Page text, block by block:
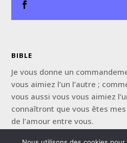
BIBLE
Je vous donne un
vous aimiez l’un l’autre ;
vous aussi vous vous aimiez
connaîtront que vous êtes
de l’amour entre vous.